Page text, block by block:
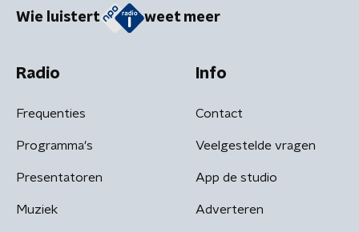
Wie luistert weet meer
Radio
Frequenties
Programma's
Presentatoren
Muziek
Info
Contact
Veelgestelde vragen
App de studio
Adverteren